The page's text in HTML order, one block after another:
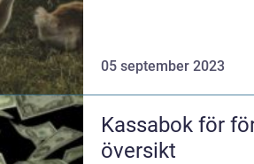
05 september 2023
Kassabok för
översikt